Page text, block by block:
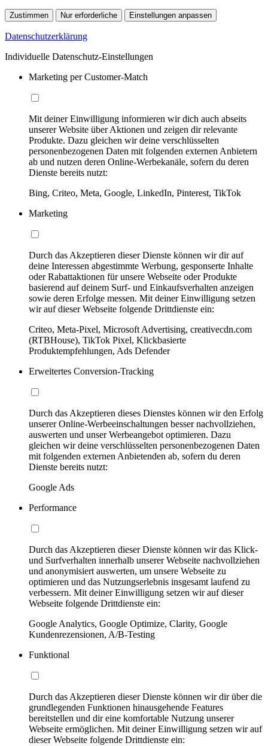
Zustimmen Nur erforderliche Einstellungen anpassen
Datenschutzerklärung
Individuelle Datenschutz-Einstellungen
Marketing per Customer-Match
Mit deiner Einwilligung informieren wir dich auch abseits
unserer Website über Aktionen und zeigen dir relevante
Produkte. Dazu gleichen wir deine verschlüsselten
personenbezogenen Daten mit folgenden externen Anbietern
ab und nutzen deren Online-Werbekanäle, sofern du deren
Dienste bereits nutzt:
Bing, Criteo, Meta, Google, LinkedIn, Pinterest, TikTok
Marketing
Durch das Akzeptieren dieser Dienste können wir dir auf
deine Interessen abgestimmte Werbung, gesponserte Inhalte
oder Rabattaktionen für unsere Webseite oder Produkte
basierend auf deinem Surf- und Einkaufsverhalten anzeigen
sowie deren Erfolge messen. Mit deiner Einwilligung setzen
wir auf dieser Webseite folgende Drittdienste ein:
Criteo, Meta-Pixel, Microsoft Advertising, creativecdn.com
(RTBHouse), TikTok Pixel, Klickbasierte
Produktempfehlungen, Ads Defender
Erweitertes Conversion-Tracking
Durch das Akzeptieren dieses Dienstes können wir den Erfolg
unserer Online-Werbeeinschaltungen besser nachvollziehen,
auswerten und unser Werbeangebot optimieren. Dazu
gleichen wir deine verschlüsselten personenbezogenen Daten
mit folgenden externen Anbietenden ab, sofern du deren
Dienste bereits nutzt:
Google Ads
Performance
Durch das Akzeptieren dieser Dienste können wir das Klick-
und Surfverhalten innerhalb unserer Webseite nachvollziehen
und anonymisiert auswerten, um unsere Webseite zu
optimieren und das Nutzungserlebnis insgesamt laufend zu
verbessern. Mit deiner Einwilligung setzen wir auf dieser
Webseite folgende Drittdienste ein:
Google Analytics, Google Optimize, Clarity, Google
Kundenrezensionen, A/B-Testing
Funktional
Durch das Akzeptieren dieser Dienste können wir dir über die
grundlegenden Funktionen hinausgehende Features
bereitstellen und dir eine komfortable Nutzung unserer
Webseite ermöglichen. Mit deiner Einwilligung setzen wir auf
dieser Webseite folgende Drittdienste ein: